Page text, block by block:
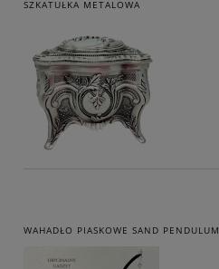
SZKATUŁKA METALOWA
WAHADŁO PIASKOWE SAND PENDULUM